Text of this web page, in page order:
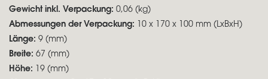
Gewicht inkl. Verpackung: 0,06 (kg)
Abmessungen der Verpackung: 10 x 170 x 100 mm (LxBxH)
Länge: 9 (mm)
Breite: 67 (mm)
Höhe: 19 (mm)